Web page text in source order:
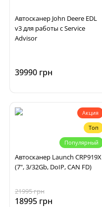
Автосканер John Deere EDL
v3 для работы с Service
Advisor
39990 грн
Акция
Топ
Популярный
Автосканер Launch CRP919X
(7", 3/32Gb, DoIP, CAN FD)
21995 грн
18995 грн